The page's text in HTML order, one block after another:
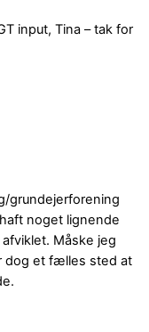
input, Tina – tak for
grundejerforening
noget lignende
Måske jeg
dog et fælles sted at